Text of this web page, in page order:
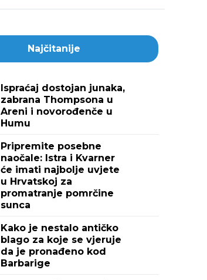
Najčitanije
Ispraćaj dostojan junaka,
zabrana Thompsona u
Areni i novorođenče u
Humu
Pripremite posebne
naočale: Istra i Kvarner
će imati najbolje uvjete
u Hrvatskoj za
promatranje pomrčine
sunca
Kako je nestalo antičko
blago za koje se vjeruje
da je pronađeno kod
Barbarige